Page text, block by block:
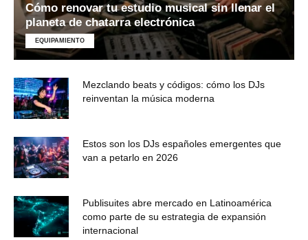
Cómo renovar tu estudio musical sin llenar el
planeta de chatarra electrónica
EQUIPAMIENTO
Mezclando beats y códigos: cómo los DJs
reinventan la música moderna
Estos son los DJs españoles emergentes que
van a petarlo en 2026
Publisuites abre mercado en Latinoamérica
como parte de su estrategia de expansión
internacional